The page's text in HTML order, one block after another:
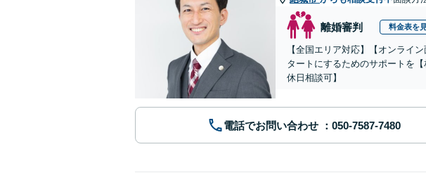
離婚審判 料金表を
【全国エリア対応】【オンライ
タートにするためのサポートを
休日相談可】
電話でお問い合わせ